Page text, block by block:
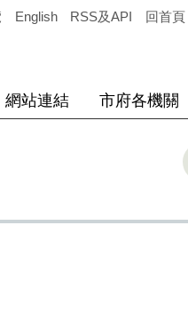
English RSS及API 回首頁
網站連結 市府各機關